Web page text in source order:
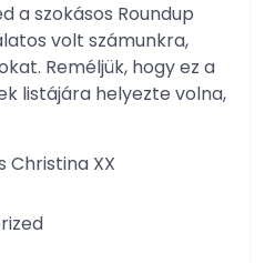
a szokásos Roundup
volt számunkra,
Reméljük, hogy ez a
listájára helyezte volna,
Christina XX